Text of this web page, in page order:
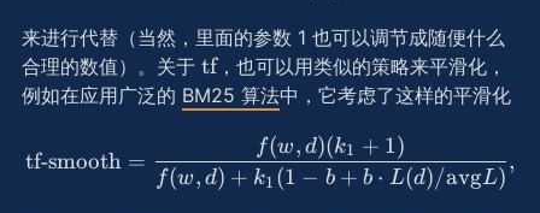
来进行代替（当然，里面的参数 1 也可以调节成随便什么
合理的数值）。关于 \text{tf}
tf，也可以用类似的策略来平滑化，
例如在应用广泛的 BM25 算法中，它考虑了这样的平滑化
\text{tf-smooth} =
tf-smooth =
f(w, d) + k1 (1 − b + b ⋅ L(d)/avgL)
f(w, d)(k1 + 1)
,